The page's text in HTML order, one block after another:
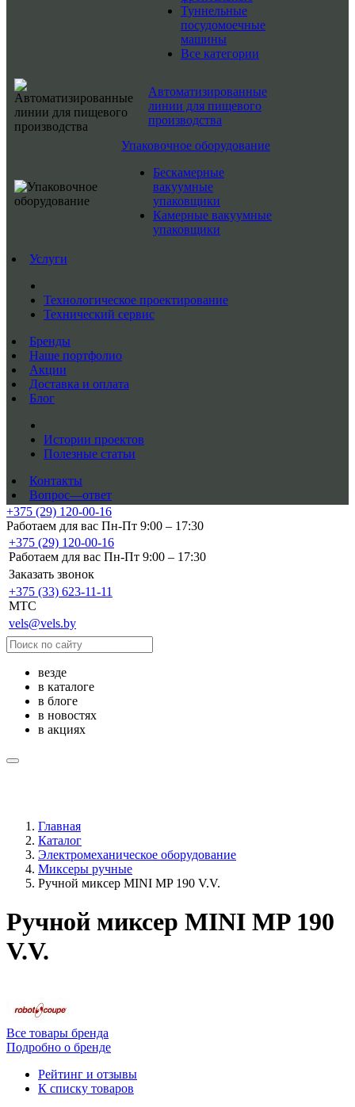
Туннельные
посудомоечные
машины
Все категории
Автоматизированные
линии для пищевого
производства
Упаковочное оборудование
Бескамерные
вакуумные
упаковщики
Камерные вакуумные
упаковщики
Услуги
Технологическое проектирование
Технический сервис
Бренды
Наше портфолио
Акции
Доставка и оплата
Блог
Истории проектов
Полезные статьи
Контакты
Вопрос—ответ
+375 (29) 120-00-16
Работаем для вас Пн-Пт 9:00 – 17:30
+375 (29) 120-00-16
Работаем для вас Пн-Пт 9:00 – 17:30
Заказать звонок
+375 (33) 623-11-11
MTC
vels@vels.by
везде
в каталоге
в блоге
в новостях
в акциях
Главная
Каталог
Электромеханическое оборудование
Миксеры ручные
Ручной миксер MINI MP 190 V.V.
Ручной миксер MINI MP 190
V.V.
Все товары бренда
Подробно о бренде
Рейтинг и отзывы
К списку товаров